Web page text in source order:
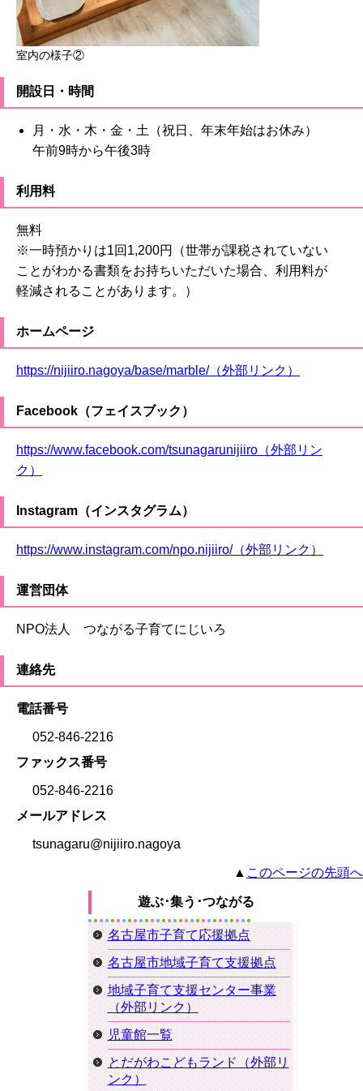
室内の様子②
開設日・時間
月・水・木・金・土（祝日、年末年始はお休み）
午前9時から午後3時
利用料
無料
※一時預かりは1回1,200円（世帯が課税されていない
ことがわかる書類をお持ちいただいた場合、利用料が
軽減されることがあります。）
ホームページ
https://nijiiro.nagoya/base/marble/（外部リンク）
Facebook（フェイスブック）
https://www.facebook.com/tsunagarunijiiro（外部リン
ク）
Instagram（インスタグラム）
https://www.instagram.com/npo.nijiiro/（外部リンク）
運営団体
NPO法人 つながる子育てにじいろ
連絡先
電話番号
052-846-2216
ファックス番号
052-846-2216
メールアドレス
tsunagaru@nijiiro.nagoya
▲ このページの先頭へ
遊ぶ･集う･つながる
名古屋市子育て応援拠点
名古屋市地域子育て支援拠点
地域子育て支援センター事業
（外部リンク）
児童館一覧
とだがわこどもランド（外部リ
ンク）